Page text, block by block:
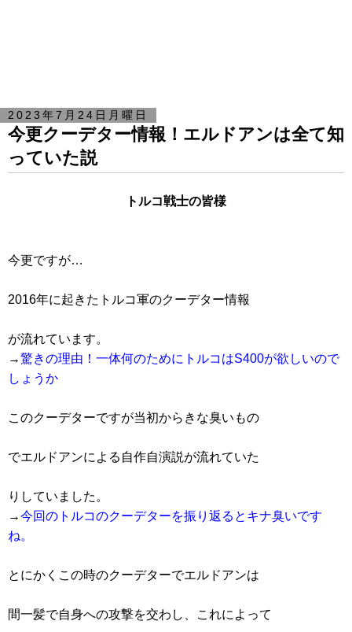
2023年7月24日月曜日
今更クーデター情報！エルドアンは全て知
っていた説
トルコ戦士の皆様
今更ですが…
2016年に起きたトルコ軍のクーデター情報
が流れています。
→驚きの理由！一体何のためにトルコはS400が欲しいので
しょうか
このクーデターですが当初からきな臭いもの
でエルドアンによる自作自演説が流れていた
りしていました。
→今回のトルコのクーデターを振り返るとキナ臭いです
ね。
とにかくこの時のクーデターでエルドアンは
間一髪で自身への攻撃を交わし、これによって